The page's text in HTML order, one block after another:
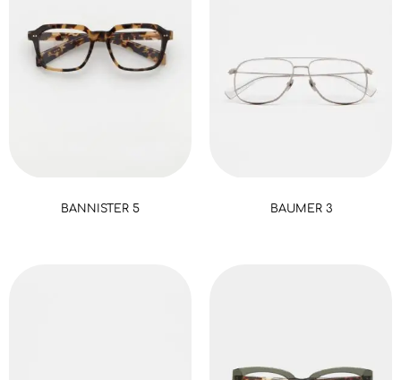
BANNISTER 5 BAUMER 3